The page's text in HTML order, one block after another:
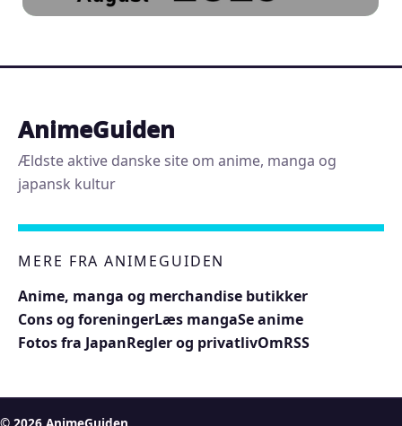
AnimeGuiden
Ældste aktive danske site om anime, manga og
japansk kultur
MERE FRA ANIMEGUIDEN
Anime, manga og merchandise butikker
Cons og foreningerLæs mangaSe anime
Fotos fra JapanRegler og privatlivOmRSS